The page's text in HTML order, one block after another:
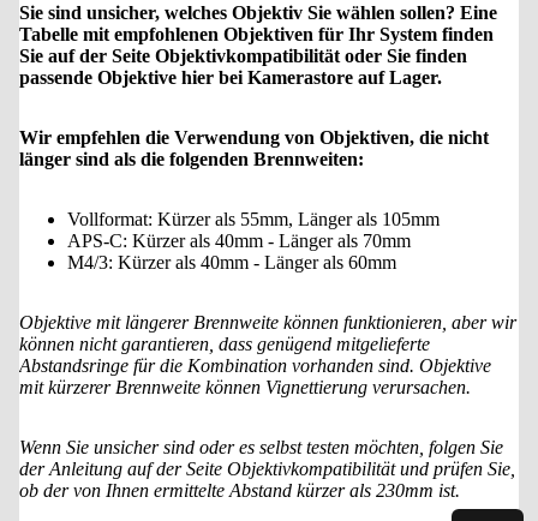
Sie sind unsicher, welches Objektiv Sie wählen sollen? Eine
Tabelle mit empfohlenen Objektiven für Ihr System finden
Sie auf der Seite Objektivkompatibilität oder Sie finden
passende Objektive hier bei Kamerastore auf Lager.
Wir empfehlen die Verwendung von Objektiven, die nicht
länger sind als die folgenden Brennweiten:
Vollformat: Kürzer als 55mm, Länger als 105mm
APS-C: Kürzer als 40mm - Länger als 70mm
M4/3: Kürzer als 40mm - Länger als 60mm
Objektive mit längerer Brennweite können funktionieren, aber wir
können nicht garantieren, dass genügend mitgelieferte
Abstandsringe für die Kombination vorhanden sind. Objektive
mit kürzerer Brennweite können Vignettierung verursachen.
Wenn Sie unsicher sind oder es selbst testen möchten, folgen Sie
der Anleitung auf der Seite Objektivkompatibilität und prüfen Sie,
ob der von Ihnen ermittelte Abstand kürzer als 230mm ist.